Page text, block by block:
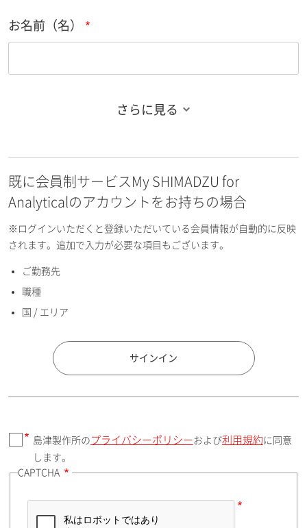
お名前（名）
お名前フリガナ（名）
E-mailアドレス（半角英数）
国 / エリア
郵便番号（勤務先）
住所検索
さらに見る
既に会員制サービスMy SHIMADZU for
Analyticalのアカウントをお持ちの場合
※ログインいただくと登録いただいている会員情報が自動的に反映
されます。追加で入力が必要な項目もございます。
ご勤務先
職種
国 / エリア
サインイン
島津製作所の プライバシーポリシー および利用規約 に同意
します。
CAPTCHA